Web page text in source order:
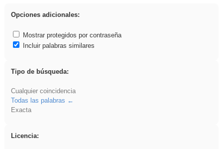
Opciones adicionales:
Mostrar protegidos por contraseña
Incluir palabras similares
Tipo de búsqueda:
Cualquier coincidencia
Todas las palabras
Exacta
Licencia: